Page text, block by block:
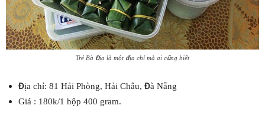
Tré Bà Địa là một địa chỉ mà ai cũng biết
Địa chỉ: 81 Hải Phòng, Hải Châu, Đà Nẵng
Giá : 180k/1 hộp 400 gram.